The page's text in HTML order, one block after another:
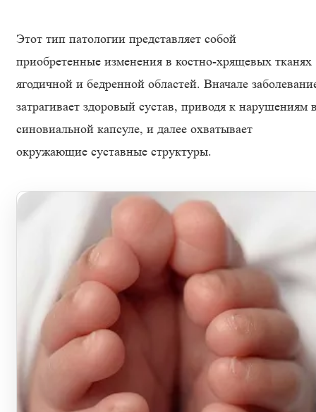
Этот тип патологии представляет собой
приобретенные изменения в костно-хрящевых тканях
ягодичной и бедренной областей. Вначале
затрагивает здоровый сустав, приводя к нарушениям
синовиальной капсуле, и далее охватывает
окружающие суставные структуры.